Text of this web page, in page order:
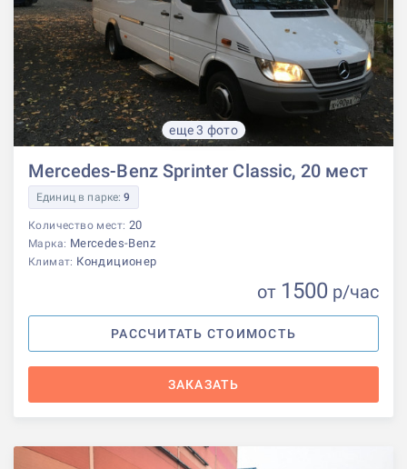
еще 3 фото
Mercedes-Benz Sprinter Classic, 20 мест
Единиц в парке:9
Количество мест: 20
Марка: Mercedes-Benz
Климат: Кондиционер
от 1500 р/час
РАССЧИТАТЬ СТОИМОСТЬ
ЗАКАЗАТЬ